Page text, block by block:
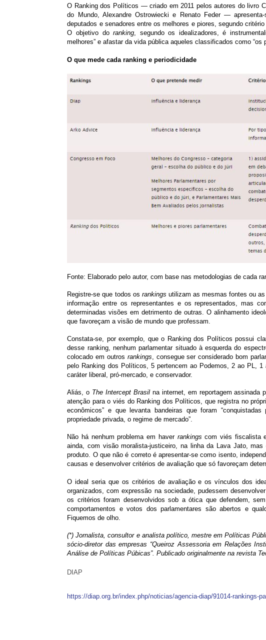
O Ranking dos Políticos — criado em 2011 pelos autores do livro
do Mundo, Alexandre Ostrowiecki e Renato Feder—
deputados e senadores entre os melhores e piores, segundo
O objetivo doranking, segundo os idealizadores, é
melhores” e afastar da vida pública aqueles classificados como
O que mede cada ranking e periodicidade
Fonte: Elaborado pelo autor, com base nas metodologias de cada
Registre-se que todos os rankings utilizam as mesmas fontes ou
informação entre os representantes e os representados, mas
determinadas visões em detrimento de outras. O alinhamento
que favoreçam a visão de mundo que professam.
Constata-se, por exemplo, que o Ranking dos Políticos possui
desse ranking, nenhum parlamentar situado à esquerda do
colocado em outros rankings, consegue ser considerado bom
pelo Ranking dos Políticos, 5 pertencem ao Podemos, 2 ao PL,
caráter liberal, pró-mercado, e conservador.
Aliás, o The Intercept Brasilna internet, em reportagem assinada
atenção para o viés do Ranking dos Políticos, que registra no
econômicos” e que levanta bandeiras que foram
propriedade privada, o regime de mercado”.
Não há nenhum problema em haver rankings com viés fiscalista
ainda, com visão moralista-justiceiro, na linha da Lava Jato,
produto. O que não é correto é apresentar-se como isento,
causas e desenvolver critérios de avaliação que só favoreçam
O ideal seria que os critérios de avaliação e os vínculos dos
organizados, com expressão na sociedade, pudessem
os critérios foram desenvolvidos sob a ótica que defendem,
comportamentos e votos dos parlamentares são abertos e
Fiquemos de olho.
(*) Jornalista, consultor e analista político, mestre em Políticas
sócio-diretor das empresas “Queiroz Assessoria em Relações
Análise de Políticas Púbicas”. Publicado originalmente na revista
DIAP
https://diap.org.br/index.php/noticias/agencia-diap/91014-rankings-